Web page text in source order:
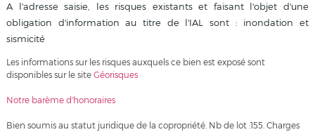
A l'adresse saisie, les risques existants et faisant l'objet d'une
obligation d'information au titre de l'IAL sont : inondation et
sismicité
Les informations sur les risques auxquels ce bien est exposé sont
disponibles sur le site Géorisques
Notre barème d'honoraires
Bien soumis au statut juridique de la copropriété. Nb de lot :155. Charges